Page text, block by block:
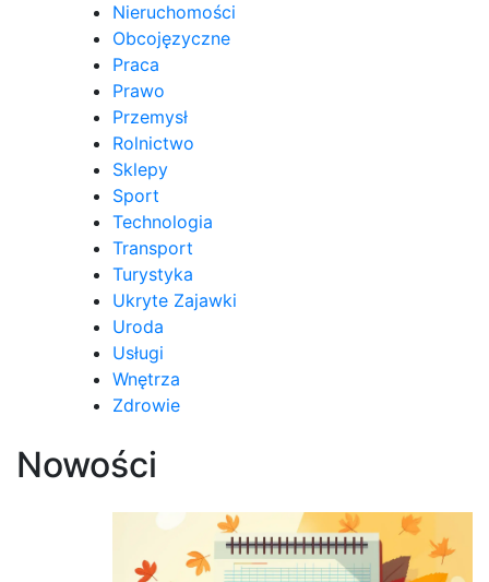
Nieruchomości
Obcojęzyczne
Praca
Prawo
Przemysł
Rolnictwo
Sklepy
Sport
Technologia
Transport
Turystyka
Ukryte Zajawki
Uroda
Usługi
Wnętrza
Zdrowie
Nowości